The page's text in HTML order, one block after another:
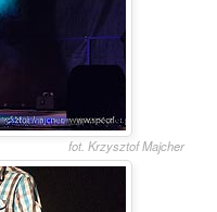
fot. Krzysztof Majcher